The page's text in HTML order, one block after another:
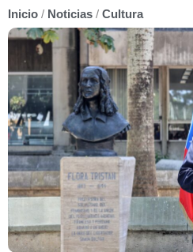
Inicio / Noticias / Cultura